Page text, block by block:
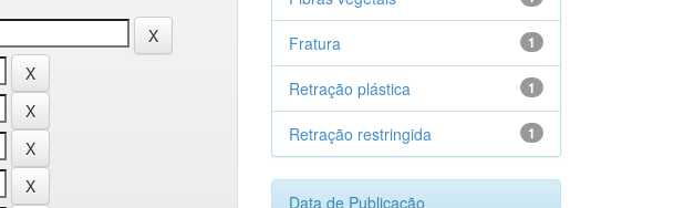
1
Fratura
1
Retração plástica
1
Retração restringida
Data de Publicação